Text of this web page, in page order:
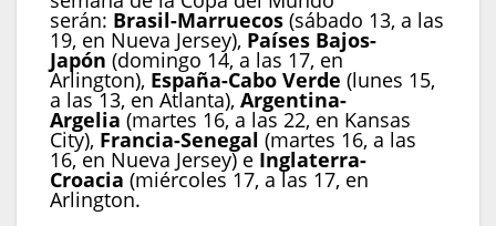
serán: Brasil-Marruecos (sábado 13, a las
19, en Nueva Jersey), Países Bajos-
Japón (domingo 14, a las 17, en
Arlington), España-Cabo Verde (lunes 15,
a las 13, en Atlanta), Argentina-
Argelia (martes 16, a las 22, en Kansas
City), Francia-Senegal (martes 16, a las
16, en Nueva Jersey) e Inglaterra-
Croacia (miércoles 17, a las 17, en
Arlington.